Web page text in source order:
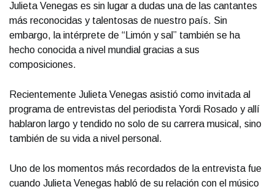
Julieta Venegas es sin lugar a dudas una de las cantantes
más reconocidas y talentosas de nuestro país. Sin
embargo, la intérprete de “Limón y sal” también se ha
hecho conocida a nivel mundial gracias a sus
composiciones.
Recientemente Julieta Venegas asistió como invitada al
programa de entrevistas del periodista Yordi Rosado y allí
hablaron largo y tendido no solo de su carrera musical, sino
también de su vida a nivel personal.
Uno de los momentos más recordados de la entrevista fue
cuando Julieta Venegas habló de su relación con el músico